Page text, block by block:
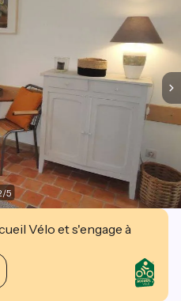
/5
Vélo et s'engage à